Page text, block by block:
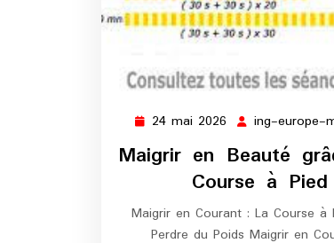
24 mai 2026 24
mai
2026
ing-europe-
Maigrir en Beauté
Course à Pied
Maigrir en Courant : La Course à
Perdre du Poids Maigrir en